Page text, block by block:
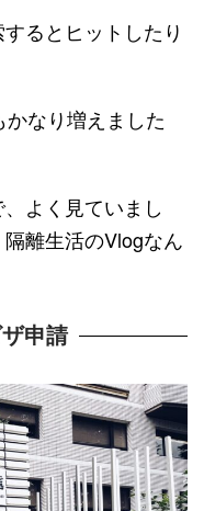
るとヒットしたり
なり増えました
よく見ていまし
離生活のVlogなん
申請